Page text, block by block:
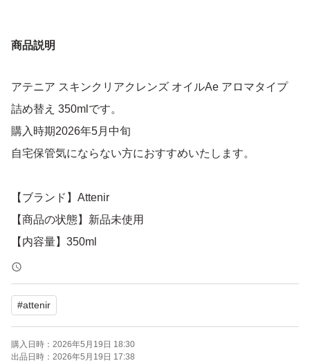
商品説明
アテニア スキンクリアクレンズ オイルAe アロマタイプ
詰め替え 350mlです。
購入時期2026年5月中旬
自宅保管気にならない方におすすめいたします。
【ブランド】Attenir
【商品の状態】新品未使用
【内容量】350ml
【タイプ】アロマタイプ
よろしくお願いいたします。
#attenir
購入日時： 2026年5月19日 18:30
出品日時： 2026年5月19日 17:38